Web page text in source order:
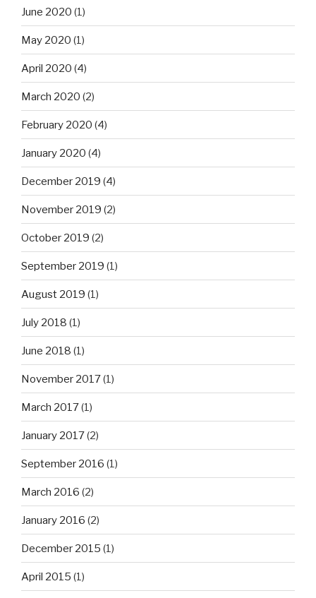
June 2020 (1)
May 2020 (1)
April 2020 (4)
March 2020 (2)
February 2020 (4)
January 2020 (4)
December 2019 (4)
November 2019 (2)
October 2019 (2)
September 2019 (1)
August 2019 (1)
July 2018 (1)
June 2018 (1)
November 2017(1)
March 2017(1)
January 2017(2)
September 2016 (1)
March 2016 (2)
January 2016 (2)
December 2015 (1)
April 2015 (1)